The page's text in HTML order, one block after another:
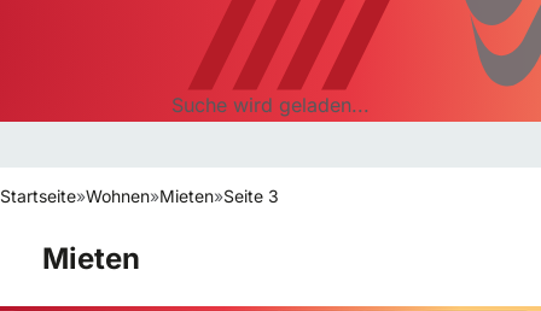
Suche wird geladen...
Startseite»Wohnen»Mieten»Seite 3
Mieten